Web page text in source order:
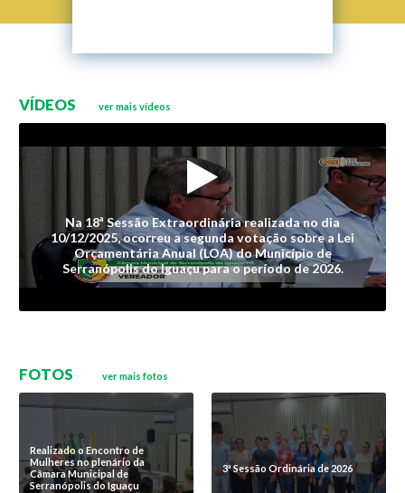
VÍDEOS ver mais vídeos
Na 18ª Sessão Extraordinária realizada no dia
10/12/2025, ocorreu a segunda votação sobre a Lei
Orçamentária Anual (LOA) do Município de
Serranópolis do Iguaçu para o período de 2026.
FOTOS ver mais fotos
Realizado o Encontro de
Mulheres no plenário da
Câmara Municipal de
Serranópolis do Iguaçu
3ª Sessão Ordinária de 2026